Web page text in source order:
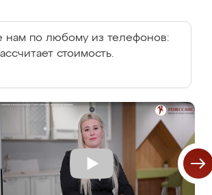
нам по любому из телефонов:
стоимость.